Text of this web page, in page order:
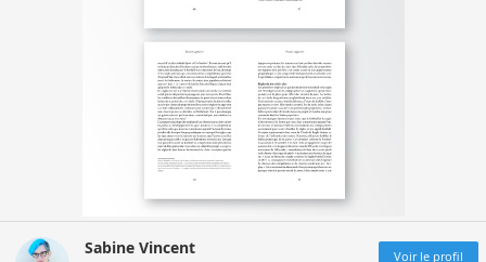
Sabine Vincent Voir le profil